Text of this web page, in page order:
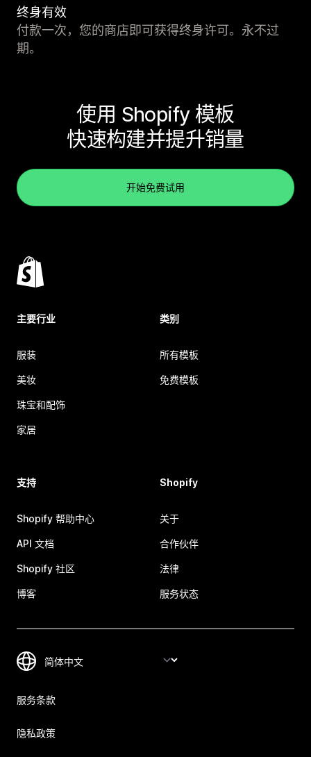
终身有效
付款一次，您的商店即可获得终身许可。永不过
期。
使用 Shopify 模板
快速构建并提升销量
开始免费试用
主要行业
服装
美妆
珠宝和配饰
家居
类别
所有模板
免费模板
支持
Shopify 帮助中心
API 文档
Shopify 社区
博客
Shopify
关于
合作伙伴
法律
服务状态
服务条款
隐私政策